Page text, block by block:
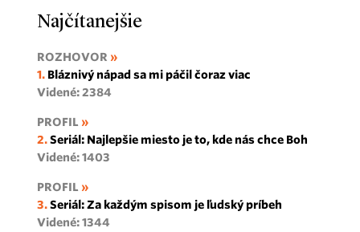
Najčítanejšie
ROZHOVOR
Bláznivý nápad sa mi páčil čoraz viac
Videné: 2384
PROFIL
Seriál: Najlepšie miesto je to, kde nás chce Boh
Videné: 1403
PROFIL
Seriál: Za každým spisom je ľudský príbeh
Videné: 1344